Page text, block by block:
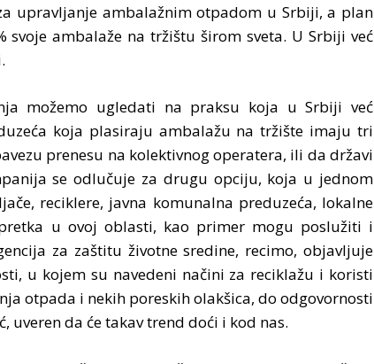
upravljanje ambalažnim otpadom u Srbiji, a plan
ambalaže na tržištu širom sveta. U Srbiji već
možemo ugledati na praksu koja u Srbiji već
koja plasiraju ambalažu na tržište imaju tri
prenesu na kolektivnog operatera, ili da državi
se odlučuje za drugu opciju, koja u jednom
reciklere, javna komunalna preduzeća, lokalne
u ovoj oblasti, kao primer mogu poslužiti i
za zaštitu životne sredine, recimo, objavljuje
u kojem su navedeni načini za reciklažu i koristi
otpada i nekih poreskih olakšica, do odgovornosti
da će takav trend doći i kod nas.